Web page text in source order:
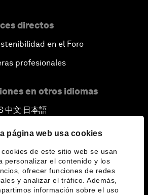
página web usa cookies
cookies de este sitio web se usan
personalizar el contenido y los
ofrecer funciones de redes
y analizar el tráfico. Además,
información sobre el uso
directos
en el Foro
profesionales
en otros idiomas
▪中文▪ 日本語